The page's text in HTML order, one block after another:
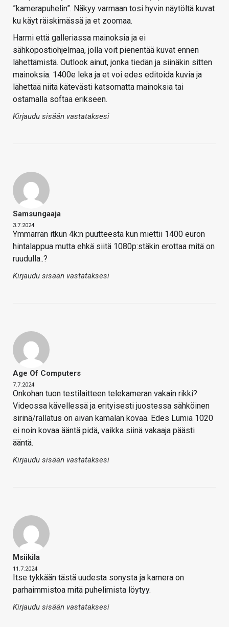
”kamerapuhelin”. Näkyy varmaan tosi hyvin näytöltä kuvat
ku käyt räiskimässä ja et zoomaa.
Harmi että galleriassa mainoksia ja ei
sähköpostiohjelmaa, jolla voit pienentää kuvat ennen
lähettämistä. Outlook ainut, jonka tiedän ja siinäkin sitten
mainoksia. 1400e leka ja et voi edes editoida kuvia ja
lähettää niitä kätevästi katsomatta mainoksia tai
ostamalla softaa erikseen.
Kirjaudu sisään vastataksesi
Samsungaaja
3.7.2024
Ymmärrän itkun 4k:n puutteesta kun miettii 1400 euron
hintalappua mutta ehkä siitä 1080p:stäkin erottaa mitä on
ruudulla..?
Kirjaudu sisään vastataksesi
Age Of Computers
7.7.2024
Onkohan tuon testilaitteen telekameran vakain rikki?
Videossa kävellessä ja erityisesti juostessa sähköinen
sirinä/rallatus on aivan kamalan kovaa. Edes Lumia 1020
ei noin kovaa ääntä pidä, vaikka siinä vakaaja päästi
ääntä.
Kirjaudu sisään vastataksesi
Msiikila
11.7.2024
Itse tykkään tästä uudesta sonysta ja kamera on
parhaimmistoa mitä puhelimista löytyy.
Kirjaudu sisään vastataksesi